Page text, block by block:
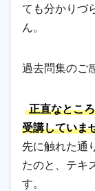
ても分かりづ
ん。
過去問集のご
正直なとこ
受講していま
先に触れた通
たのと、テキ
す。